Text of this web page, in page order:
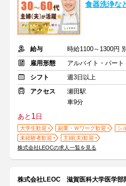
食器洗浄な
給与
時給1100～1300円
雇用形態
アルバイト・パート
シフト
週3日以上
アクセス
瀬田駅
車9分
あと 1日
大学生歓迎 副業・Ｗワーク歓迎
シ
未経験者歓迎
主婦(夫)歓迎
株式会社LEOCの求人一覧を見る
株式会社LEOC 滋賀医科大学医学部